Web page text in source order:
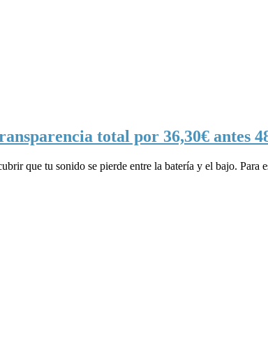
total por 36,30€ antes
que tu sonido se pierde entre la batería y el bajo. Para